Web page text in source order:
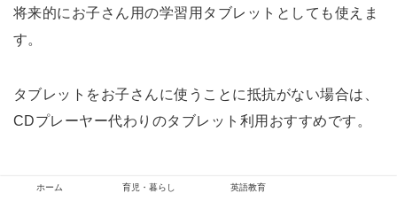
将来的にお子さん用の学習用タブレットとしても使えま
す。
タブレットをお子さんに使うことに抵抗がない場合は、
CDプレーヤー代わりのタブレット利用おすすめです。
ホーム 育児・暮らし 英語教育